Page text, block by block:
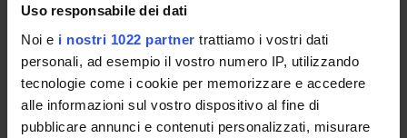
Uso responsabile dei dati
Noi e i nostri 1022 partner trattiamo i vostri dati
personali, ad esempio il vostro numero IP, utilizzando
tecnologie come i cookie per memorizzare e accedere
alle informazioni sul vostro dispositivo al fine di
pubblicare annunci e contenuti personalizzati, misurare
ORGANISATION
GOVERNANCE